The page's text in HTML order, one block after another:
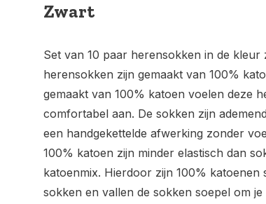
Zwart
Set van 10 paar herensokken in de kleur
herensokken zijn gemaakt van 100%
gemaakt van 100% katoen voelen deze
comfortabel aan. De sokken zijn
een handgekettelde afwerking zonder
100% katoen zijn minder elastisch dan
katoenmix. Hierdoor zijn 100%
sokken en vallen de sokken soepel om